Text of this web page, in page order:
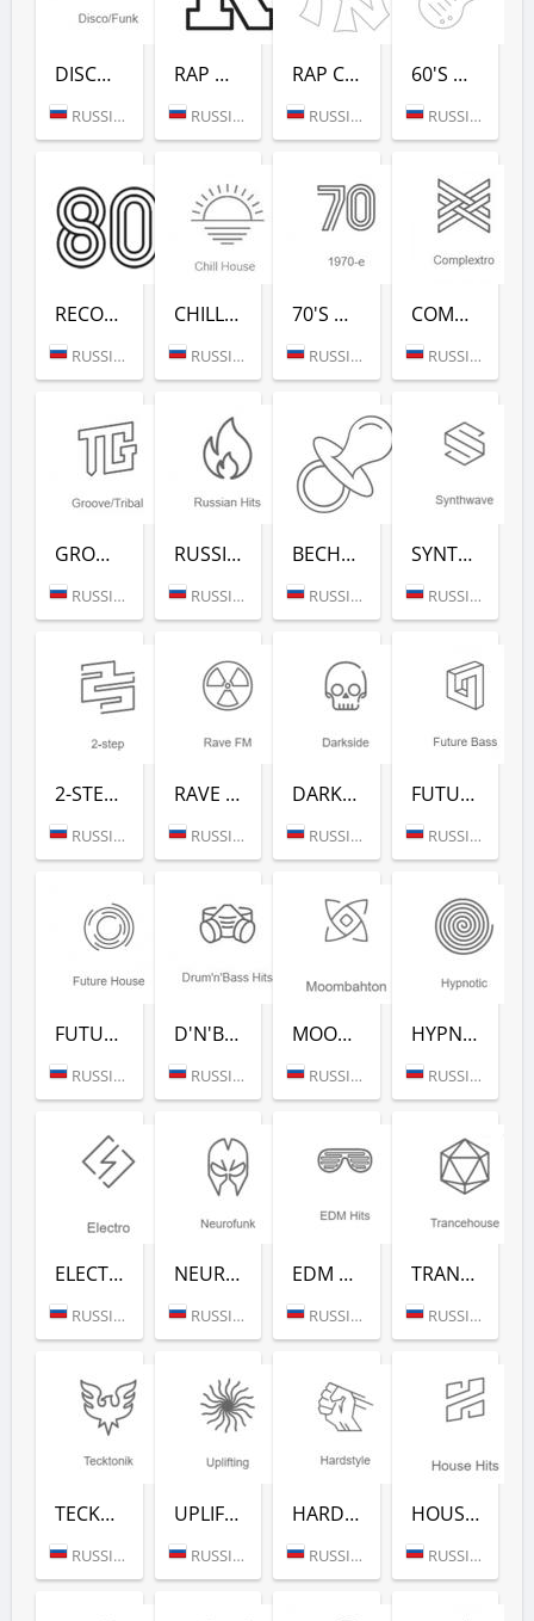
DISCO/FUNK (РАДИО РЕКОРД)
RUSSIA (MOSCOW)
RAP HITS (РАДИО РЕКОРД)
RUSSIA (MOSCOW)
RAP CLASSICS (РАДИО РЕКОРД)
RUSSIA (MOSCOW)
60'S DANCE (РАДИО РЕКОРД)
RUSSIA (MOSCOW)
RECORD 80-Х (РАДИО РЕКОРД)
RUSSIA (MOSCOW)
CHILL HOUSE (РАДИО РЕКОРД)
RUSSIA (MOSCOW)
70'S DANCE (РАДИО РЕКОРД)
RUSSIA (MOSCOW)
COMPLEXTRO (РАДИО РЕКОРД)
RUSSIA (MOSCOW)
GROOVE/TRIBAL (РАДИО РЕКОРД)
RUSSIA (MOSCOW)
RUSSIAN HITS (РАДИО РЕКОРД)
RUSSIA (MOSCOW)
ВЕСНУШКА FM (РАДИО РЕКОРД)
RUSSIA (MOSCOW)
SYNTHWAVE (РАДИО РЕКОРД)
RUSSIA (MOSCOW)
2-STEP (РАДИО РЕКОРД)
RUSSIA (MOSCOW)
RAVE FM (РАДИО РЕКОРД)
RUSSIA (MOSCOW)
DARKSIDE (РАДИО РЕКОРД)
RUSSIA (MOSCOW)
FUTURE BASS (РАДИО РЕКОРД)
RUSSIA (MOSCOW)
FUTURE HOUSE (РАДИО РЕКОРД)
RUSSIA (MOSCOW)
D'N'B CLASSICS (РАДИО РЕКОРД)
RUSSIA (MOSCOW)
MOOMBAHTON (РАДИО РЕКОРД)
RUSSIA (MOSCOW)
HYPNOTIC (РАДИО РЕКОРД)
RUSSIA (MOSCOW)
ELECTRO (РАДИО РЕКОРД)
RUSSIA (MOSCOW)
NEUROFUNK (РАДИО РЕКОРД)
RUSSIA (MOSCOW)
EDM CLASSICS (РАДИО РЕКОРД)
RUSSIA (MOSCOW)
TRANCEHOUSE (РАДИО РЕКОРД)
RUSSIA (MOSCOW)
TECKTONIK (РАДИО РЕКОРД)
RUSSIA (MOSCOW)
UPLIFTING (РАДИО РЕКОРД)
RUSSIA (MOSCOW)
HARDSTYLE (РАДИО РЕКОРД)
RUSSIA (MOSCOW)
HOUSE HITS (РАДИО РЕКОРД)
RUSSIA (MOSCOW)